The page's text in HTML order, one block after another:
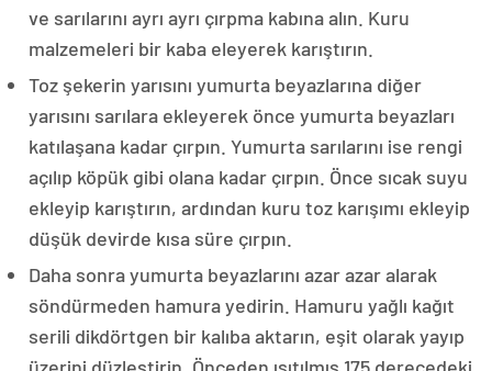
ve sarılarını ayrı ayrı çırpma kabına alın. Kuru
malzemeleri bir kaba eleyerek karıştırın.
Toz şekerin yarısını yumurta beyazlarına diğer
yarısını sarılara ekleyerek önce yumurta beyazları
katılaşana kadar çırpın. Yumurta sarılarını ise rengi
açılıp köpük gibi olana kadar çırpın. Önce sıcak suyu
ekleyip karıştırın, ardından kuru toz karışımı ekleyip
düşük devirde kısa süre çırpın.
Daha sonra yumurta beyazlarını azar azar alarak
söndürmeden hamura yedirin. Hamuru yağlı kağıt
serili dikdörtgen bir kalıba aktarın, eşit olarak yayıp
üzerini düzleştirin. Önceden ısıtılmış 175 derecedeki